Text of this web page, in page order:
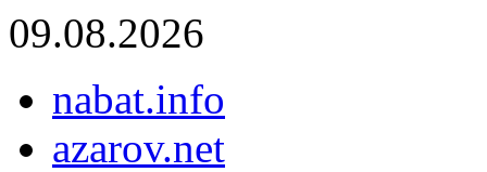
09.08.2026
nabat.info
azarov.net